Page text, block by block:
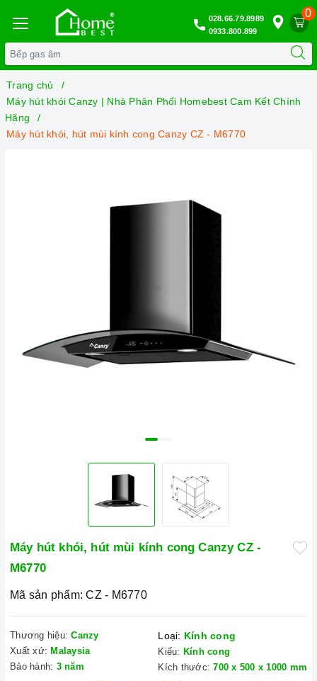
0
028.66.79.8989
0933.800.899
Trang chủ
Máy hút khói Canzy | Nhà Phân Phối Homebest Cam Kết Chính
Hãng
Máy hút khói, hút mùi kính cong Canzy CZ - M6770
Máy hút khói, hút mùi kính cong Canzy CZ -
M6770
Mã sản phẩm: CZ - M6770
Thương hiệu: Canzy
Xuất xứ: Malaysia
Bảo hành: 3 năm
Loại: Kính cong
Kiểu: Kính cong
Kích thước: 700 x 500 x 1000 mm